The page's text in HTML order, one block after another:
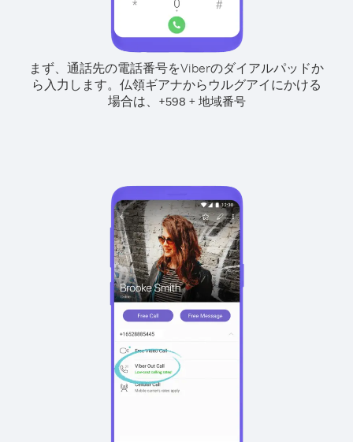
まず、通話先の電話番号をViberのダイアルパッドか
ら入力します。 仏領ギアナからウルグアイにかける
場合は、
+598 + 地域番号